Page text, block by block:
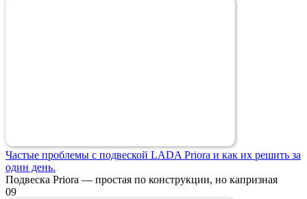
Частые проблемы с подвеской LADA Priora и как их решить за
один день.
Подвеска Priora — простая по конструкции, но капризная
09